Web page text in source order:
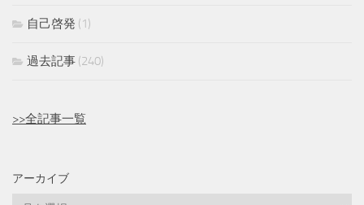
自己啓発 (1)
過去記事 (240)
>>全記事一覧
アーカイブ